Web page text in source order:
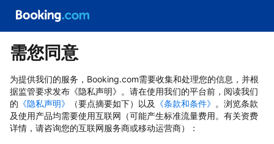
需您同意
为提供我们的服务，Booking.com需要收集和处理您的信息，并根
据监管要求发布《隐私声明》。请在使用我们的平台前，阅读我们
的 《隐私声明》 （要点摘要如下）以及 《条款和条件》 。浏览条款
及使用产品均需要使用互联网（可能产生标准流量费用。有关资费
详情，请咨询您的互联网服务商或移动运营商）：